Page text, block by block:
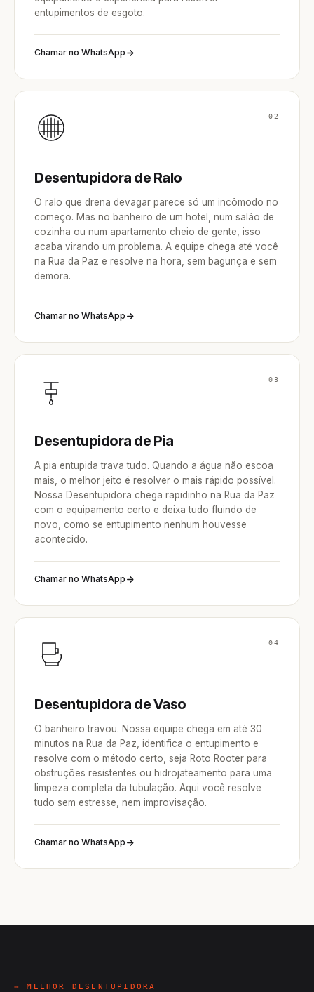
entupimentos de esgoto.
Chamar no WhatsApp
02
Desentupidora de Ralo
O ralo que drena devagar parece só um incômodo no
começo. Mas no banheiro de um hotel, num salão de
cozinha ou num apartamento cheio de gente, isso
acaba virando um problema. A equipe chega até você
na Rua da Paz e resolve na hora, sem bagunça e sem
demora.
Chamar no WhatsApp
03
Desentupidora de Pia
A pia entupida trava tudo. Quando a água não escoa
mais, o melhor jeito é resolver o mais rápido possível.
Nossa Desentupidora chega rapidinho na Rua da Paz
com o equipamento certo e deixa tudo fluindo de
novo, como se entupimento nenhum houvesse
acontecido.
Chamar no WhatsApp
04
Desentupidora de Vaso
O banheiro travou. Nossa equipe chega em até 30
minutos na Rua da Paz, identifica o entupimento e
resolve com o método certo, seja Roto Rooter para
obstruções resistentes ou hidrojateamento para uma
limpeza completa da tubulação. Aqui você resolve
tudo sem estresse, nem improvisação.
Chamar no WhatsApp
→ MELHOR DESENTUPIDORA